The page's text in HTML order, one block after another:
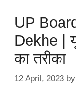
UP
Dekhe |
का तरीका
12 April, 2023 by